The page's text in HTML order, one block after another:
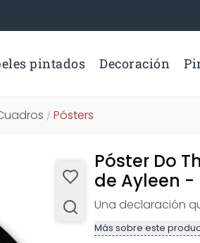
pintados Decoración
/ Pósters
Póster Do
de Ayleen
Una declaración
Más sobre este